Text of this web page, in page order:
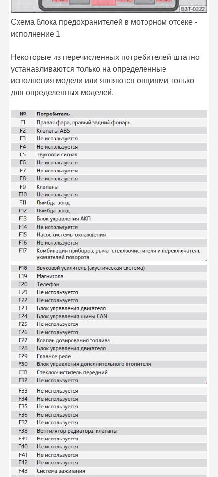
Схема блока предохранителей в моторном отсеке -
исполнение 1
Некоторые из перечисленных потребителей штатно
устанавливаются только на определенные
исполнения модели или являются опциями только
для определенных моделей.